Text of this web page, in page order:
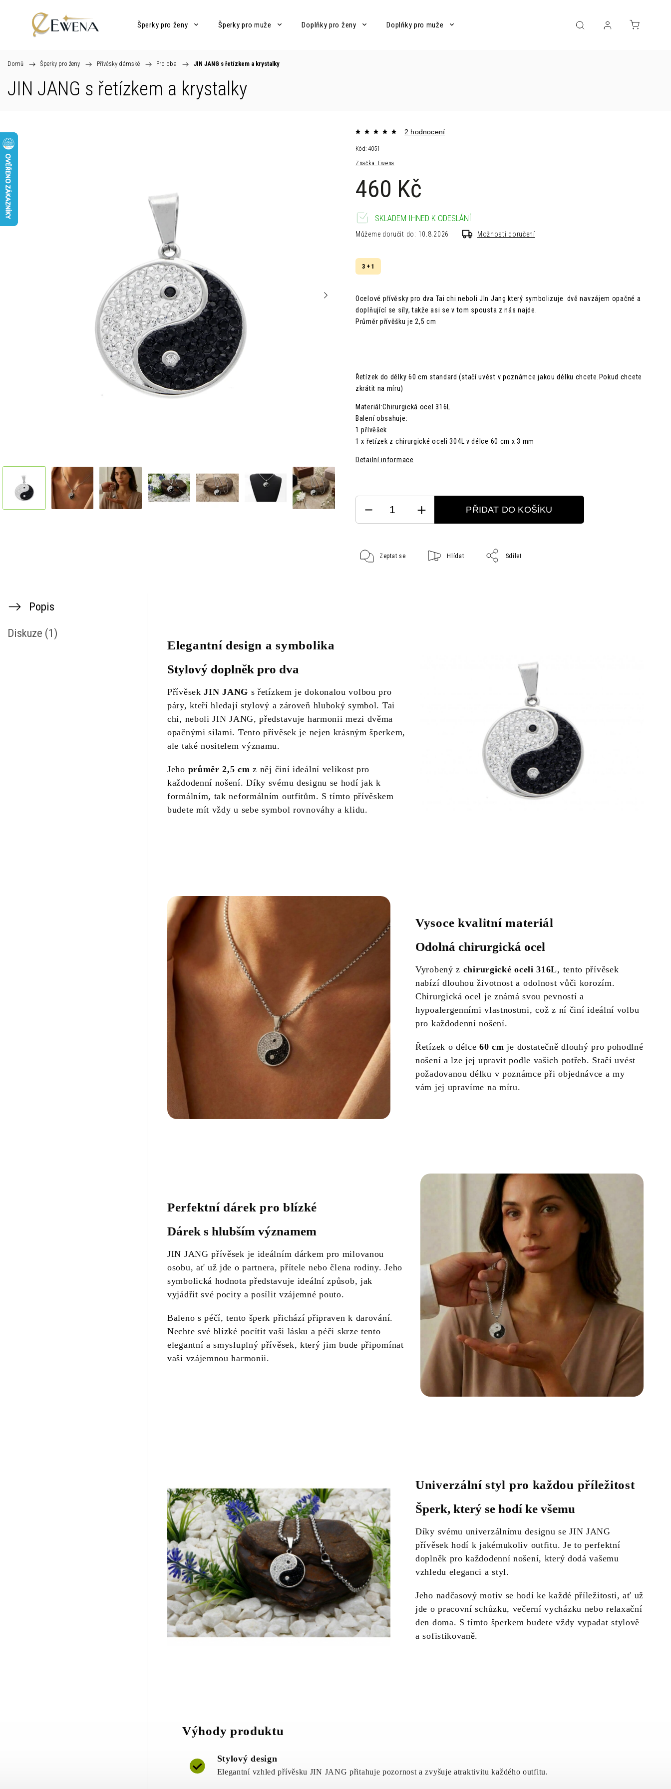
Šperky pro ženy Šperky pro muže Doplňky pro ženy Doplňky pro muže Výprodej Bižuterie
Domů / Šperky pro ženy / Přívěsky dámské / Pro oba / JIN JANG s řetízkem a krystalky
JIN JANG s řetízkem a krystalky
Značka: Ewena
2 hodnocení
460 Kč
Kód: 4051
3 + 1
Ocelové přívěsky pro dva Tai chi neboli JIn Jang který symbolizuje dvě navzájem opačné a
doplňující se síly, takže asi se v tom spousta z nás najde.
Průměr přívěšku je 2,5 cm
Řetízek do délky 60 cm standard (stačí uvést v poznámce jakou délku chcete.Pokud chcete
zkrátit na míru)
Materiál:Chirurgická ocel 316L
Balení obsahuje:
1 přívěšek
1 x řetízek z chirurgické oceli 304L v délce 60 cm x 3 mm
Detailní informace
SKLADEM IHNED K ODESLÁNÍ
Můžeme doručit do: 10.8.2026 Možnosti doručení
PŘIDAT DO KOŠÍKU
Zeptat se Hlídat Sdílet
Popis
Diskuze (1)
Elegantní design a symbolika
Stylový doplněk pro dva
PřívěsekJIN JANG s řetízkem je dokonalou volbou pro
páry, kteří hledají stylový a zároveň hluboký symbol. Tai
chi, neboli JIN JANG, představuje harmonii mezi dvěma
opačnými silami. Tento přívěsek je nejen krásným šperkem,
ale také nositelem významu.
Jeho průměr 2,5 cm z něj činí ideální velikost pro
každodenní nošení. Díky svému designu se hodí jak k
formálním, tak neformálním outfitům. S tímto přívěskem
budete mít vždy u sebe symbol rovnováhy a klidu.
Vysoce kvalitní materiál
Odolná chirurgická ocel
Vyrobený z chirurgické oceli 316L, tento přívěsek
nabízí dlouhou životnost a odolnost vůči korozím.
Chirurgická ocel je známá svou pevností a
hypoalergenními vlastnostmi, což z ní činí ideální volbu
pro každodenní nošení.
Řetízek o délce60 cm je dostatečně dlouhý pro pohodlné
nošení a lze jej upravit podle vašich potřeb. Stačí uvést
požadovanou délku v poznámce při objednávce a my
vám jej upravíme na míru.
Perfektní dárek pro blízké
Dárek s hlubším významem
JIN JANG přívěsek je ideálním dárkem pro milovanou
osobu, ať už jde o partnera, přítele nebo člena rodiny. Jeho
symbolická hodnota představuje ideální způsob, jak
vyjádřit své pocity a posílit vzájemné pouto.
Baleno s péčí, tento šperk přichází připraven k darování.
Nechte své blízké pocítit vaši lásku a péči skrze tento
elegantní a smysluplný přívěsek, který jim bude připomínat
vaši vzájemnou harmonii.
Univerzální styl pro každou příležitost
Šperk, který se hodí ke všemu
Díky svému univerzálnímu designu se JIN JANG
přívěsek hodí k jakémukoliv outfitu. Je to perfektní
doplněk pro každodenní nošení, který dodá vašemu
vzhledu eleganci a styl.
Jeho nadčasový motiv se hodí ke každé příležitosti, ať už
jde o pracovní schůzku, večerní vycházku nebo relaxační
den doma. S tímto šperkem budete vždy vypadat stylově
a sofistikovaně.
Výhody produktu
Stylový design
Elegantní vzhled přívěsku JIN JANG přitahuje pozornost a zvyšuje atraktivitu každého outfitu.